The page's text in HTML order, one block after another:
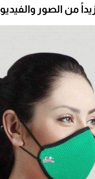
من الصور والفيديو